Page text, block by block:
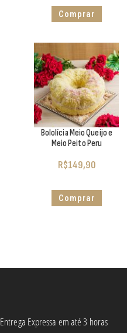
Comprar
Bololícia Meio Queijo e
Meio Peito Peru
R$149,90
Comprar
Entrega Expressa em até 3 horas​